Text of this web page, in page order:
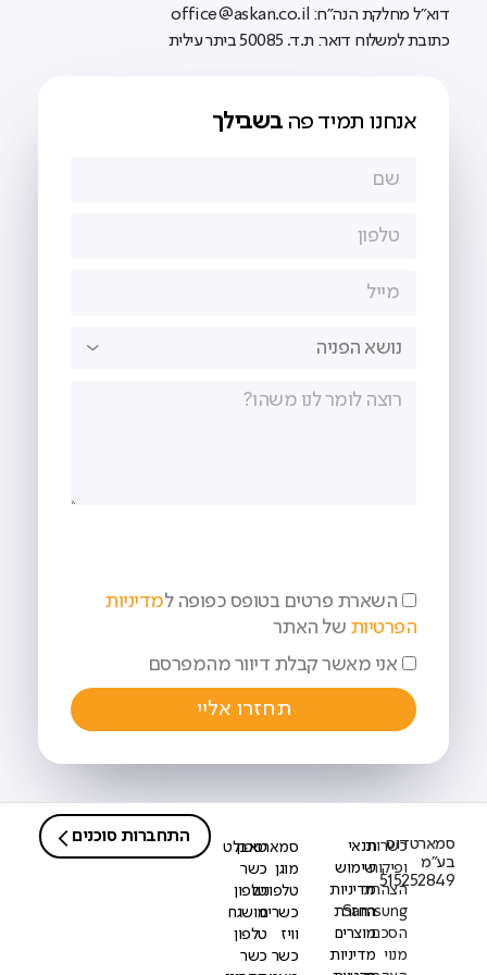
דוא"ל מחלקת הנה"ח: office@askan.co.il
כתובת למשלוח דואר: ת.ד. 50085 ביתר עילית
אנחנו תמיד פה בשבילך
השארת פרטים בטופס כפופה למדיניות
הפרטיות של האתר
אני מאשר קבלת דיוור מהמפרסם
תחזרו אליי
סמארטדוס
בע"מ
515252849
כשרות
ופיקוח
הצהרת
Samsung
הסכם
מנוי
תנאי
שימוש
מדיניות
החזרת
מוצרים
מדיניות
סמארטפון
מוגן
טלפונים
כשרים
וויז
כשר
טאבלט
כשר
טלפון
מושגח
טלפון
כשר
התחברות סוכנים